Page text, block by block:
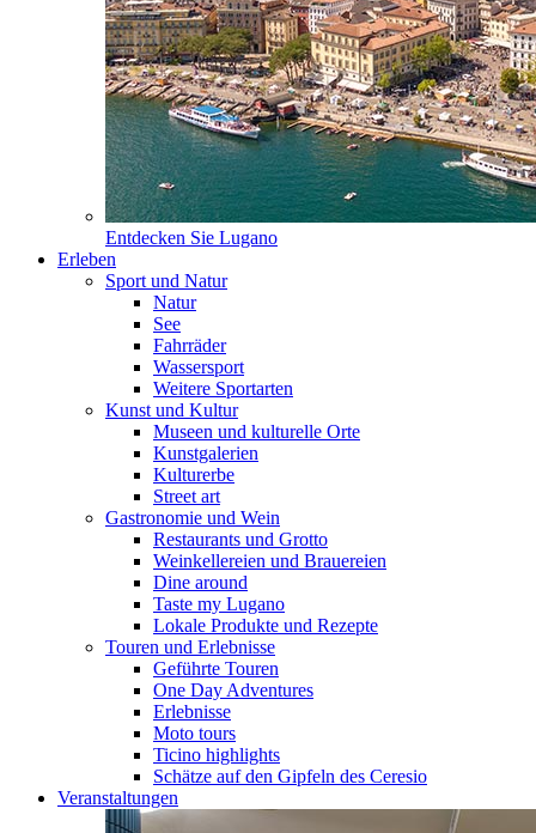
Entdecken Sie Lugano
Erleben
Sport und Natur
Natur
See
Fahrräder
Wassersport
Weitere Sportarten
Kunst und Kultur
Museen und kulturelle Orte
Kunstgalerien
Kulturerbe
Street art
Gastronomie und Wein
Restaurants und Grotto
Weinkellereien und Brauereien
Dine around
Taste my Lugano
Lokale Produkte und Rezepte
Touren und Erlebnisse
Geführte Touren
One Day Adventures
Erlebnisse
Moto tours
Ticino highlights
Schätze auf den Gipfeln des Ceresio
Veranstaltungen